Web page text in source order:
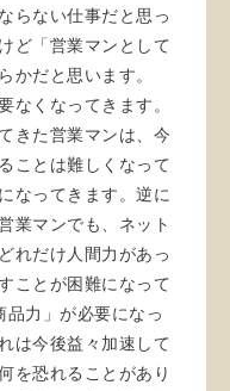
らない仕事だと思っ
ど「営業マンとして
かだと思います。
なくなってきます。
きた営業マンは、今
ことは難しくなって
なってきます。逆に
業マンでも、ネット
れだけ人間力があっ
ことが困難になって
品力」が必要になっ
は今後益々加速して
を恐れることがあり